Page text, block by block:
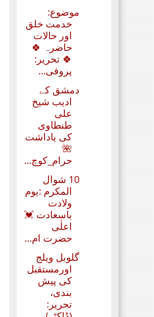
موضوع:
خدمت خلق
اور حالات
حاضرہ 🍀
🍀 تحریر:
پروفی...
دمشق کے
ادیب‏ شیخ
علی
طنطاوی
کی یاداشت
🌺
حرام_کوچ...
10 شوال
المکرم :یوم
ولادت
باسعادت 💓
اعلٰی
حضرت ام...
گلوبل ویلج
اورمستقبل
کی پیش
بندی،
تحریر: